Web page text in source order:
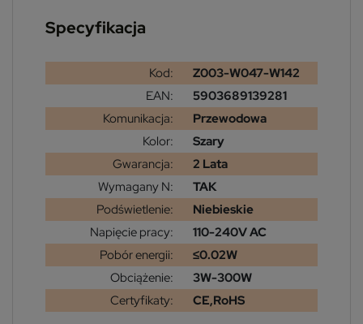
Specyfikacja
Kod:
Z003-W047-W142
EAN:
5903689139281
Komunikacja:
Przewodowa
Kolor:
Szary
Gwarancja:
2 Lata
Wymagany N:
TAK
Podświetlenie:
Niebieskie
Napięcie pracy:
110-240V AC
Pobór energii:
≤0.02W
Obciążenie:
3W-300W
Certyfikaty:
CE,RoHS